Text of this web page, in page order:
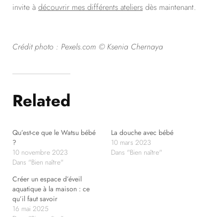
invite à découvrir mes différents ateliers dès maintenant.
Crédit photo : Pexels.com © Ksenia Chernaya
Related
Qu’est-ce que le Watsu bébé
?
10 novembre 2023
Dans "Bien naître"
La douche avec bébé
10 mars 2023
Dans "Bien naître"
Créer un espace d’éveil
aquatique à la maison : ce
qu’il faut savoir
16 mai 2025